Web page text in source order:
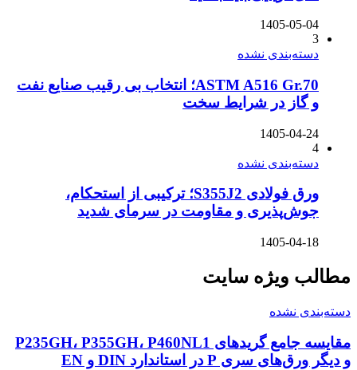
1405-05-04
3
دسته‌بندی نشده
ASTM A516 Gr.70؛ انتخاب بی رقیب صنایع نفت
و گاز در شرایط سخت
1405-04-24
4
دسته‌بندی نشده
ورق فولادی S355J2؛ ترکیبی از استحکام،
جوش‌پذیری و مقاومت در سرمای شدید
1405-04-18
مطالب ویژه سایت
دسته‌بندی نشده
مقایسه جامع گریدهای P235GH، P355GH، P460NL1
و دیگر ورق‌های سری P در استاندارد DIN و EN